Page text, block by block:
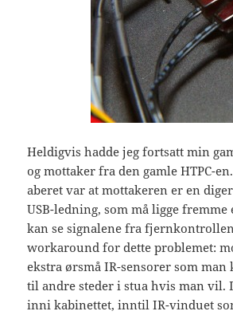
Heldigvis hadde jeg fortsatt min
og mottaker fra den gamle HTPC-
aberet var at mottakeren er en
USB-ledning, som må ligge fremme
kan se signalene fra
workaround for dette problemet:
ekstra ørsmå IR-sensorer som
til andre steder i stua hvis man vil.
inni kabinettet, inntil IR-vinduet